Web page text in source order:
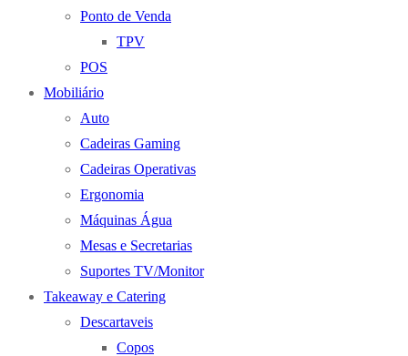
Ponto de Venda
TPV
POS
Mobiliário
Auto
Cadeiras Gaming
Cadeiras Operativas
Ergonomia
Máquinas Água
Mesas e Secretarias
Suportes TV/Monitor
Takeaway e Catering
Descartaveis
Copos